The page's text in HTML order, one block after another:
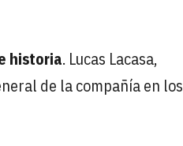
historia. Lucas Lacasa,
de la compañía en los